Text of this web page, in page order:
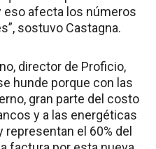
afecta los números
sostuvo Castagna.
director de Proficio,
hunde porque con las
gran parte del costo
y a las energéticas
representan el 60% del